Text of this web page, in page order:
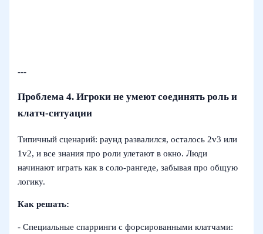
---
Проблема 4. Игроки не умеют соединять роль и
клатч‑ситуации
Типичный сценарий: раунд развалился, осталось 2v3 или
1v2, и все знания про роли улетают в окно. Люди
начинают играть как в соло‑рангеде, забывая про общую
логику.
Как решать:
- Специальные спарринги с форсированными клатчами: